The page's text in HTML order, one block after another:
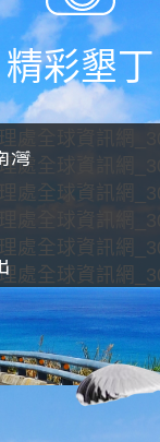
精彩墾丁
灣